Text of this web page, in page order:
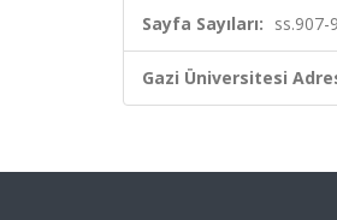
Sayfa Sayıları: ss.907-
Gazi Üniversitesi